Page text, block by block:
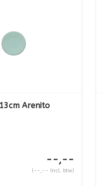
Arenito
--,--
(--,-- Incl. btw)